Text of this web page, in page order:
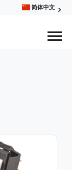
简体中文